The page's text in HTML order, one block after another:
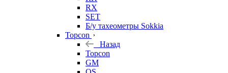
RX
SET
Б/у тахеометры Sokkia
Topcon
Назад
Topcon
GM